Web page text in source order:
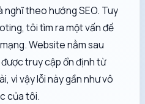
nghĩ theo hướng SEO. Tuy
tôi tìm ra một vấn đề
Website nằm sau
truy cập ổn định từ
vì vậy lỗi này gần như vô
của tôi.